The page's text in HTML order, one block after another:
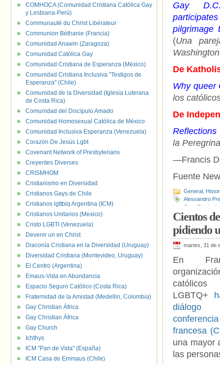
Gay
pilgrimage
(Una
De
Why queer
los
De
la
—Francis
Fuente
General
Alessandro
Cory Shade
Nathalie de
Behets
Cientos
pidiendo
martes, 31 de
En
LGBTQ+
francesa
una mayor
las
COMHOCA (Comunidad Cristiana Católica Gay
y Lesbiana-Perú)
Communauté du Christ Libérateur
Communion Béthanie (Francia)
Comunidad Anawin (Zaragoza)
Comunidad Católica Gay
Comunidad Cristiana de Esperanza (México)
Comunidad Cristiana Inclusiva "Testigos de
Esperanza" (Chile)
Comunidad de la Diversidad (Iglesia Luterana
de Costa Rica)
Comunidad del Discípulo Amado
Comunidad Homosexual Católica de México
Comunidad Inclusiva Esperanza (Venezuela)
Corazón De Jesús Lgbt
Covenant Network of Presbyterians
Creyentes Diverses
CRISMHOM
Cristianismo en Diversidad
Cristianos Gays de Chile
Cristianos lgttbiq Argentina (ICM)
Cristianos Unitarios (Mexico)
Cristo LGBTI (Venezuela)
Devenir un en Christ
Diaconía Cristiana en la Diversidad (Uruguay)
Diversidad Cristiana (Montevideo, Uruguay)
El Centro (Argentina)
Emaus-Vida en Abundancia
Espacio Seguro Católico (Costa Rica)
Fraternidad de la Amistad (Medellin, Colombia)
Gay Christian África
Gay Christian África
Gay Church
Ichthys
ICM "Pan de Vida" (España)
ICM Casa de Emmaus (Chile)